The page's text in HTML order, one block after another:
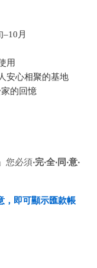
月
用
安心相聚的基地
的回憶
」您必須‧完‧全‧同‧意‧
，即可顯示匯款帳
01-017764-